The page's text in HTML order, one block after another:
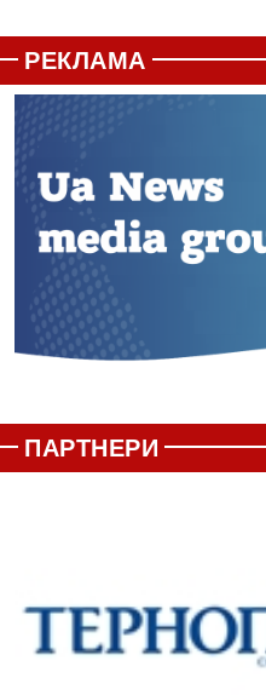
РЕКЛАМА
ПАРТНЕРИ